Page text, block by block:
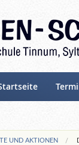
UND AKTIONEN